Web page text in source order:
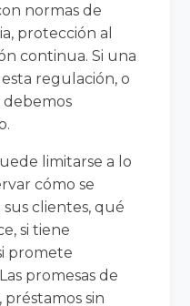
normas de
protección al
continua. Si una
regulación, o
debemos
limitarse a lo
cómo se
clientes, qué
si tiene
promete
promesas de
préstamos sin